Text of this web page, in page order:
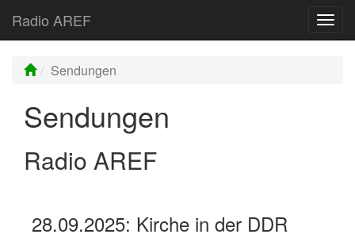
Radio AREF
Sendungen
Sendungen
Radio AREF
28.09.2025: Kirche in der DDR